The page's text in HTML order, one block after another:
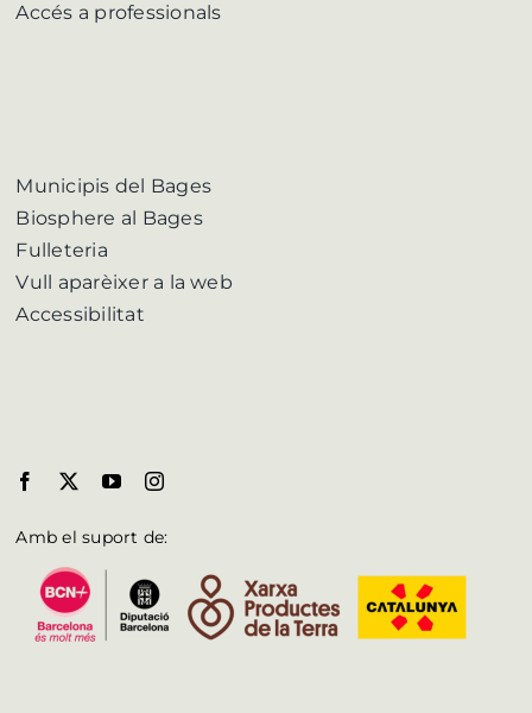
Accés a professionals
Municipis del Bages
Biosphere al Bages
Fulleteria
Vull aparèixer a la web
Accessibilitat
Amb el suport de: